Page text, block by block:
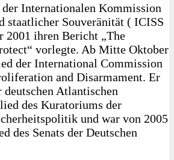
Internationalen Kommission
staatlicher Souveränität ( ICISS
2001 ihren Bericht „The
vorlegte. Ab Mitte Oktober
der International Commission
and Disarmament. Er
Atlantischen
des Kuratoriums der
und war von 2005
des Senats der Deutschen